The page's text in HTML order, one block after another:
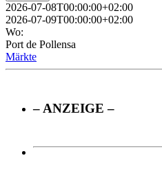
2026-07-08T00:00:00+02:00
2026-07-09T00:00:00+02:00
Wo:
Port de Pollensa
Märkte
– ANZEIGE –